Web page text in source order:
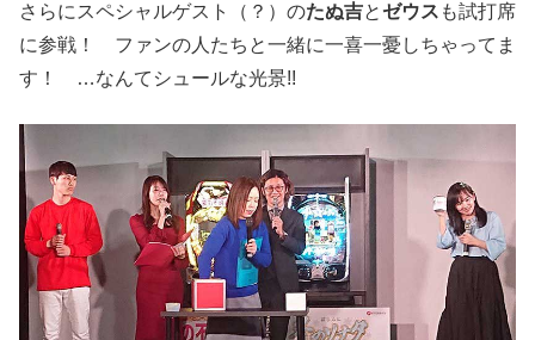
さらにスペシャルゲスト（？）のたぬ吉とゼウス も試打席
に参戦！ ファンの人たちと一緒に一喜一憂しちゃってま
す！ …なんてシュールな光景!!